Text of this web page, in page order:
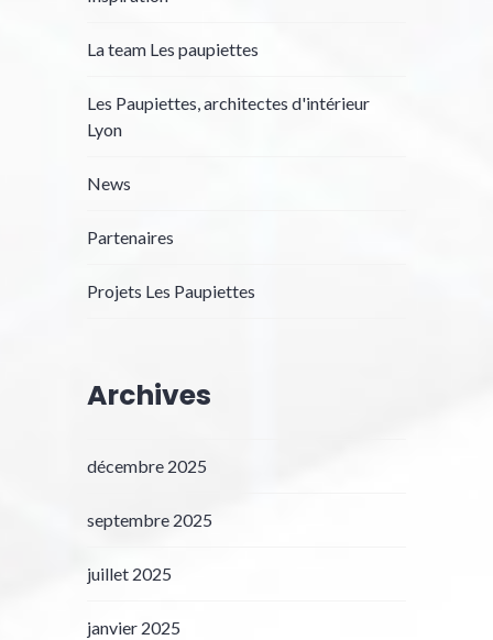
La team Les paupiettes
Les Paupiettes, architectes d'intérieur
Lyon
News
Partenaires
Projets Les Paupiettes
Archives
décembre 2025
septembre 2025
juillet 2025
janvier 2025